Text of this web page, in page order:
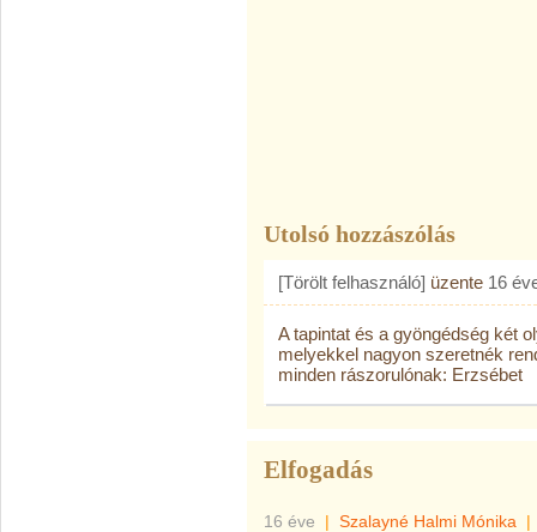
Utolsó hozzászólás
[Törölt felhasználó] üzente 16
A tapintat és a gyöngédség két
melyekkel nagyon szeretnék
minden rászorulónak: Erzsébet
Elfogadás
16 éve | Szalayné Halmi Mónika |